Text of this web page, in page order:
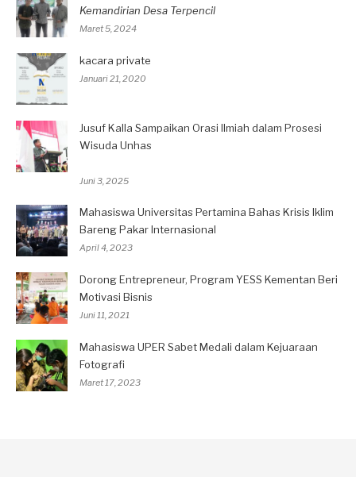
Kemandirian Desa Terpencil
Maret 5, 2024
kacara private
Januari 21, 2020
Jusuf Kalla Sampaikan Orasi Ilmiah dalam Prosesi
Wisuda Unhas
Juni 3, 2025
Mahasiswa Universitas Pertamina Bahas Krisis Iklim
Bareng Pakar Internasional
April 4, 2023
Dorong Entrepreneur, Program YESS Kementan Beri
Motivasi Bisnis
Juni 11, 2021
Mahasiswa UPER Sabet Medali dalam Kejuaraan
Fotografi
Maret 17, 2023